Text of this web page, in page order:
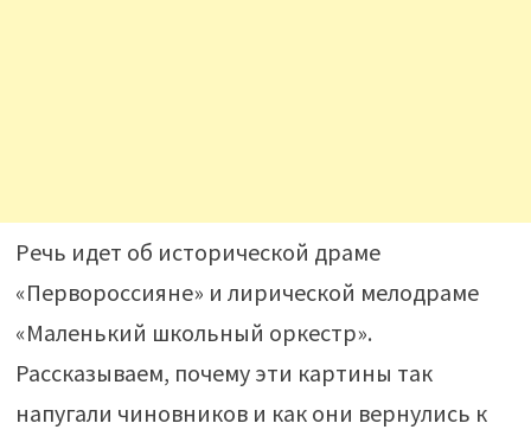
Речь идет об исторической драме
«Первороссияне» и лирической мелодраме
«Маленький школьный оркестр».
Рассказываем, почему эти картины так
напугали чиновников и как они вернулись к